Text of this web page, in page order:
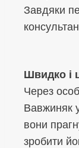
Завдяки
Швидко і
Через
Вавжиняк
вони
зробити